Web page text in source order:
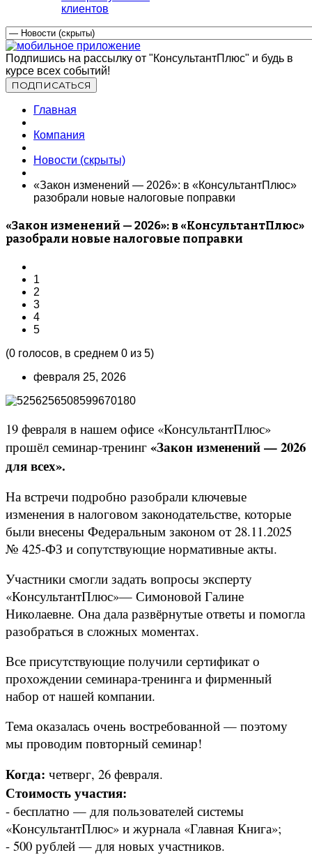
клиентов
Подпишись на рассылку от "КонсультантПлюс" и будь в
курсе всех событий!
Главная
Компания
Новости (скрыты)
«Закон изменений — 2026»: в «КонсультантПлюс»
разобрали новые налоговые поправки
«Закон изменений — 2026»: в «КонсультантПлюс»
разобрали новые налоговые поправки
1
2
3
4
5
(0 голосов, в среднем 0 из 5)
февраля 25, 2026
19 февраля в нашем офисе «КонсультантПлюс»
прошёл семинар‑тренинг «Закон изменений — 2026
для всех».
На встречи подробно разобрали ключевые
изменения в налоговом законодательстве, которые
были внесены Федеральным законом от 28.11.2025
№ 425‑ФЗ и сопутствующие нормативные акты.
Участники смогли задать вопросы эксперту
«КонсультантПлюс»— Симоновой Галине
Николаевне. Она дала развёрнутые ответы и помогла
разобраться в сложных моментах.
Все присутствующие получили сертификат о
прохождении семинара‑тренинга и фирменный
набор от нашей компании.
Тема оказалась очень востребованной — поэтому
мы проводим повторный семинар!
Когда: четверг, 26 февраля.
Стоимость участия:
- бесплатно — для пользователей системы
«КонсультантПлюс» и журнала «Главная Книга»;
- 500 рублей — для новых участников.